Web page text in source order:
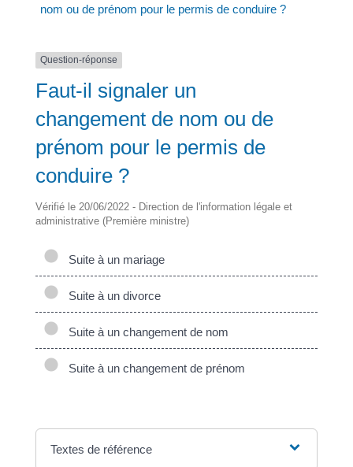
nom ou de prénom pour le permis de conduire ?
Question-réponse
Faut-il signaler un
changement de nom ou de
prénom pour le permis de
conduire ?
Vérifié le 20/06/2022 - Direction de l'information légale et
administrative (Première ministre)
Suite à un mariage
Suite à un divorce
Suite à un changement de nom
Suite à un changement de prénom
Textes de référence